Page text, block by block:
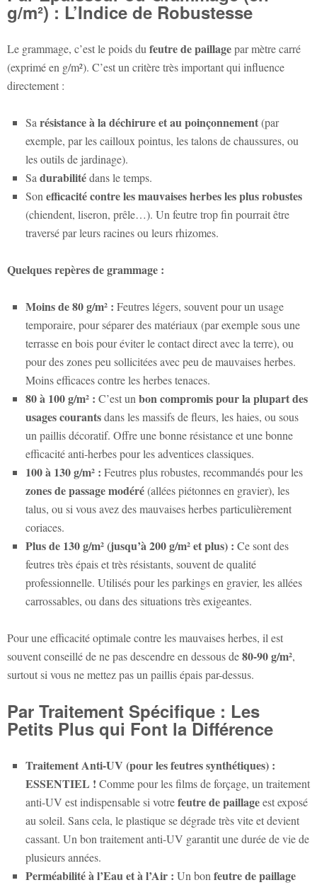
g/m²) : L’Indice de Robustesse
Le grammage, c’est le poids du feutre de paillagepar mètre carré
(exprimé en g/m²). C’est un critère très important qui influence
directement :
Sa résistance à la déchirure et au poinçonnement(par
exemple, par les cailloux pointus, les talons de chaussures, ou
les outils de jardinage).
Sa durabilitédans le temps.
Son efficacité contre les mauvaises herbes les plus robustes
(chiendent, liseron, prêle…). Un feutre trop fin pourrait être
traversé par leurs racines ou leurs rhizomes.
Quelques repères de grammage :
Moins de 80 g/m² : Feutres légers, souvent pour un usage
temporaire, pour séparer des matériaux (par exemple sous une
terrasse en bois pour éviter le contact direct avec la terre), ou
pour des zones peu sollicitées avec peu de mauvaises herbes.
Moins efficaces contre les herbes tenaces.
80 à 100 g/m² : C’est un bon compromis pour la plupart des
usages courantsdans les massifs de fleurs, les haies, ou sous
un paillis décoratif. Offre une bonne résistance et une bonne
efficacité anti-herbes pour les adventices classiques.
100 à 130 g/m² : Feutres plus robustes, recommandés pour les
zones de passage modéré(allées piétonnes en gravier), les
talus, ou si vous avez des mauvaises herbes particulièrement
coriaces.
Plus de 130 g/m² (jusqu’à 200 g/m² et plus) : Ce sont des
feutres très épais et très résistants, souvent de qualité
professionnelle. Utilisés pour les parkings en gravier, les allées
carrossables, ou dans des situations très exigeantes.
Pour une efficacité optimale contre les mauvaises herbes, il est
souvent conseillé de ne pas descendre en dessous de80-90 g/m²,
surtout si vous ne mettez pas un paillis épais par-dessus.
Par Traitement Spécifique : Les
Petits Plus qui Font la Différence
Traitement Anti-UV (pour les feutres synthétiques) :
ESSENTIEL ! Comme pour les films de forçage, un traitement
anti-UV est indispensable si votrefeutre de paillageest exposé
au soleil. Sans cela, le plastique se dégrade très vite et devient
cassant. Un bon traitement anti-UV garantit une durée de vie de
plusieurs années.
Perméabilité à l’Eau et à l’Air : Un bon feutre de paillage